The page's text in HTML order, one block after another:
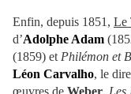
Enfin, depuis 1851, Le
d’Adolphe Adam
(1859) et Philémon et
Léon Carvalho, le